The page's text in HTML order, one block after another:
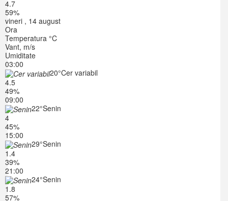
4.7
59%
vineri , 14 august
Ora
Temperatura °C
Vant, m/s
Umiditate
03:00
20°Cer variabil
4.5
49%
09:00
22°Senin
4
45%
15:00
29°Senin
1.4
39%
21:00
24°Senin
1.8
57%